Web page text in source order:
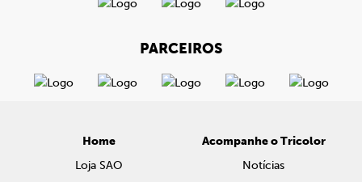
PARCEIROS
Home
Loja SAO
Acompanhe o Tricolor
Notícias